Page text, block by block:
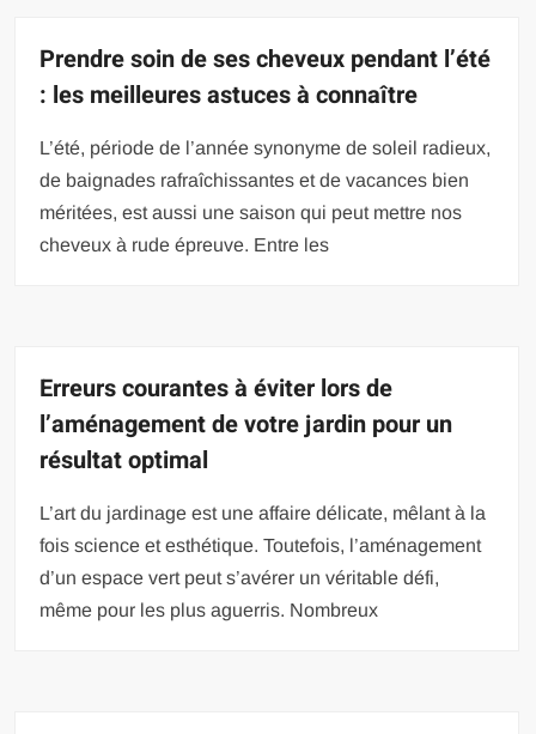
Prendre soin de ses cheveux pendant l’été
: les meilleures astuces à connaître
L’été, période de l’année synonyme de soleil radieux,
de baignades rafraîchissantes et de vacances bien
méritées, est aussi une saison qui peut mettre nos
cheveux à rude épreuve. Entre les
Erreurs courantes à éviter lors de
l’aménagement de votre jardin pour un
résultat optimal
L’art du jardinage est une affaire délicate, mêlant à la
fois science et esthétique. Toutefois, l’aménagement
d’un espace vert peut s’avérer un véritable défi,
même pour les plus aguerris. Nombreux